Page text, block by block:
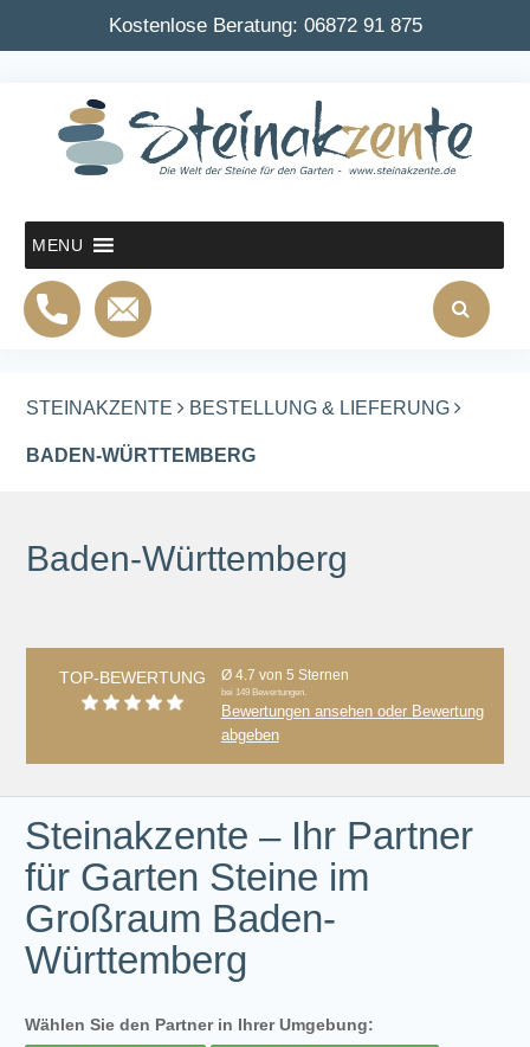
Kostenlose Beratung: 06872 91 875
MENU
STEINAKZENTE BESTELLUNG & LIEFERUNG
BADEN-WÜRTTEMBERG
Baden-Württemberg
TOP-BEWERTUNG Ø 4.7 von 5 Sternen
bei 149 Bewertungen.
Bewertungen ansehen oder Bewertung
abgeben
Steinakzente – Ihr Partner
für Garten Steine im
Großraum Baden-
Württemberg
Wählen Sie den Partner in Ihrer Umgebung: